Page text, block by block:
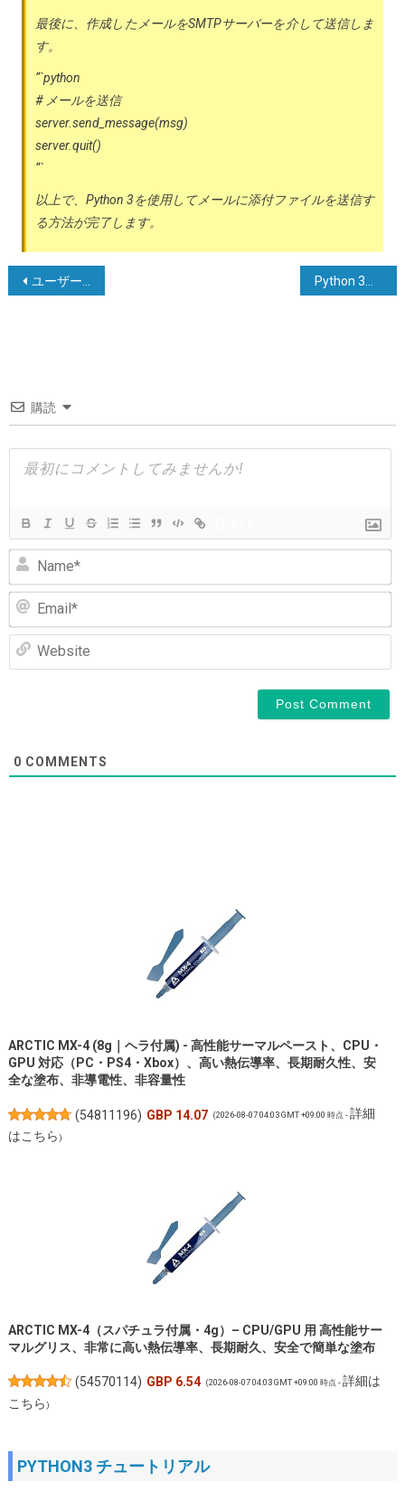
最後に、作成したメールをSMTPサーバーを介して送信しま
す。
“`python
# メールを送信
server.send_message(msg)
server.quit()
“`
以上で、Python 3を使用してメールに添付ファイルを送信す
る方法が完了します。
投
ー
シ
ョ
ユーザーによるPythonコードの読み取りを防ぐ方法
購読
0 COMMENTS
ARCTIC MX-4 (8g｜ヘラ付属) - 高性能サーマルペースト、CPU・
GPU 対応（PC・PS4・Xbox）、高い熱伝導率、長期耐久性、安
全な塗布、非導電性、非容量性
(54811196) GBP 14.07 (2026-08-07 04:03 GMT +09:00 時点 -詳細
はこちら)
ARCTIC MX-4（スパチュラ付属・4g）– CPU/GPU 用 高性能サー
マルグリス、非常に高い熱伝導率、長期耐久、安全で簡単な塗布
(54570114) GBP 6.54 (2026-08-07 04:03 GMT +09:00 時点 -詳細は
こちら)
PYTHON3 チュートリアル